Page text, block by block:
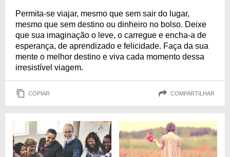
Permita-se viajar, mesmo que sem sair do lugar,
mesmo que sem destino ou dinheiro no bolso. Deixe
que sua imaginação o leve, o carregue e encha-a de
esperança, de aprendizado e felicidade. Faça da sua
mente o melhor destino e viva cada momento dessa
irresistível viagem.
COPIAR COMPARTILHAR